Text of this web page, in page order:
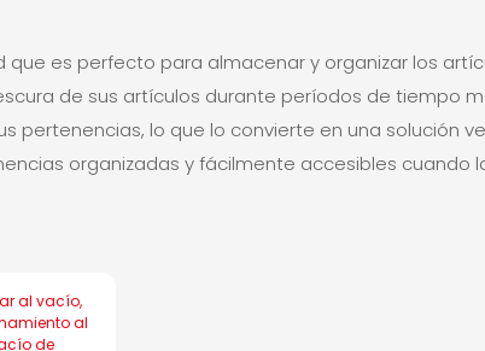
es perfecto para almacenar y organizar los
de sus artículos durante períodos de tiempo
lo que lo convierte en una solución
organizadas y fácilmente accesibles cuando